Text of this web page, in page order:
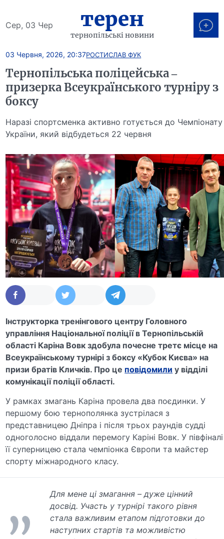
Сер, 03 Чер терен
тернопільські новини
03 Червня, 2026, 20:37РОСТИСЛАВ ФУК
Тернопільська поліцейська –
призерка Всеукраїнського турніру з
боксу
Наразі спортсменка активно готується до Чемпіонату
України, який відбудеться 22 червня
Інструкторка тренінгового центру Головного
управління Національної поліції в Тернопільській
області Каріна Вовк здобула почесне третє місце на
Всеукраїнському турнірі з боксу «Кубок Києва» на
призи братів Кличків. Про це повідомили у відділі
комунікації поліції області.
У рамках змагань Каріна провела два поєдинки. У
першому бою тернополянка зустрілася з
представницею Дніпра і після трьох раундів судді
одноголосно віддали перемогу Каріні Вовк. У півфіналі
її суперницею стала чемпіонка Європи та майстер
спорту міжнародного класу.
Для мене ці змагання – дуже цінний
досвід. Участь у турнірі такого рівня
стала важливим етапом підготовки до
наступних стартів та можливістю